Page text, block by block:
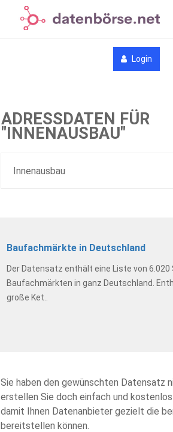
Login
ADRESSDATEN FÜR
"INNENAUSBAU"
Baufachmärkte in Deutschland
Der Datensatz enthält eine Liste von
Baufachmärkten in ganz Deutschland.
große Ket..
Sie haben den gewünschten Datensatz
erstellen Sie doch einfach und
damit Ihnen Datenanbieter gezielt die
bereitstellen können.